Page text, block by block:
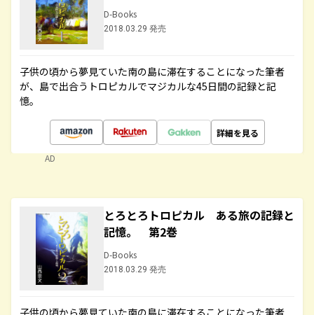
D-Books
2018.03.29 発売
子供の頃から夢見ていた南の島に滞在することになった筆者
が、島で出合うトロピカルでマジカルな45日間の記録と記
憶。
詳細を見る
AD
とろとろトロピカル ある旅の記録と
記憶。 第2巻
D-Books
2018.03.29 発売
子供の頃から夢見ていた南の島に滞在することになった筆者